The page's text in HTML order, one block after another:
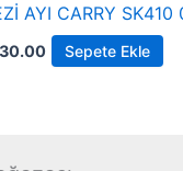
AYI CARRY SK410
Sepete Ekle